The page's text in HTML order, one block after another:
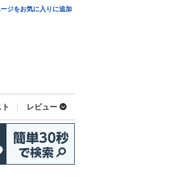
ジをお気に入りに追加
レビュー